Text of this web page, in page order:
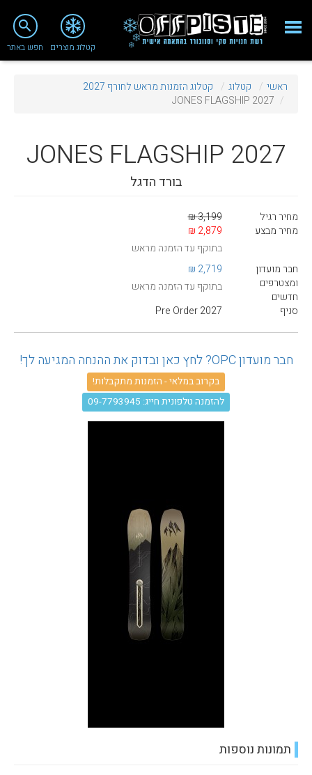
close
מי אנחנו
ציוד סקי
מאמרים
טיפולים ושירות
מועדון לקוחות
TeamOPC
קטלוג מוצרים
search
חפש באתר
ראשי קטלוג
קטלוג הזמנות מראש לחורף 2027
JONES FLAGSHIP 2027
תמונות נוספות
JONES FLAGSHIP 2027
בורד הדגל
מחיר רגיל
3,199 ₪
מחיר מבצע
2,879 ₪
בתוקף עד הזמנה מראש
חבר מועדון
ומצטרפים
חדשים
2,719 ₪
בתוקף עד הזמנה מראש
סניף
Pre Order 2027
חבר מועדון OPC? לחץ כאן ובדוק את ההנחה המגיעה לך!
בקרוב במלאי - הזמנות מתקבלות!
להזמנה טלפונית חייג: 09-7793945